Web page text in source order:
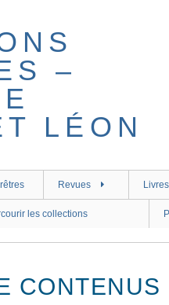
Revues Livres
les collections
CONTENUS